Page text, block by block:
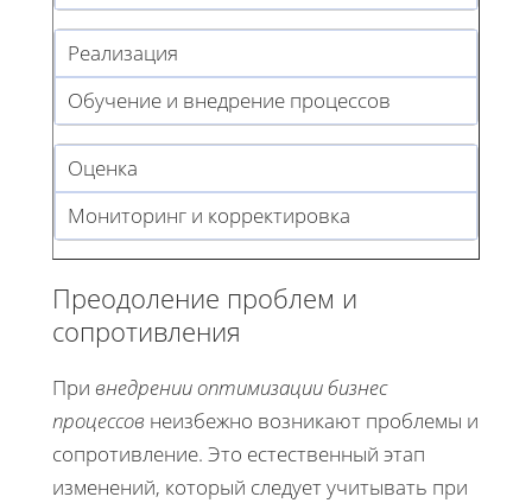
Реализация
Обучение и внедрение процессов
Оценка
Мониторинг и корректировка
Преодоление проблем и
сопротивления
При внедрении оптимизации бизнес
процессов неизбежно возникают проблемы и
сопротивление. Это естественный этап
изменений, который следует учитывать при